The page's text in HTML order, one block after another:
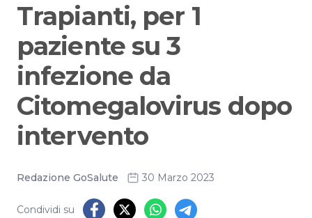
Trapianti, per 1
paziente su 3
infezione da
Citomegalovirus dopo
intervento
Redazione GoSalute 30 Marzo 2023
Condividi su